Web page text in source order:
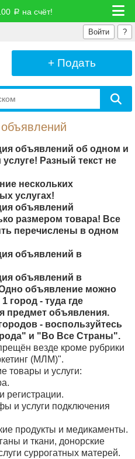
руб на счёт!
?
Войти
+ Подать
объявлений об одном и
Разный текст не
нескольких
услугах!
объявлений
размером товара! Все
перечислены в одном
объявлений в
объявлений в
объявление можно
город - туда где
предмет объявления.
- воспользуйтесь
и "Во Все Страны".
везде кроме рубрики
(МЛМ)".
товары и услуги:
регистрации.
и услуги подключения
продукты и медикаменты.
и ткани, донорские
суррогатных матерей.